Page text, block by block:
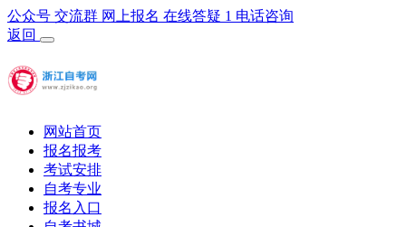
公众号 交流群 网上报名 在线答疑 1 电话咨询
返回
网站首页
报名报考
考试安排
自考专业
报名入口